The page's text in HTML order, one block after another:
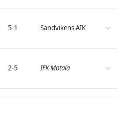
5-1 Sandvikens AIK
2-5 IFK Motala